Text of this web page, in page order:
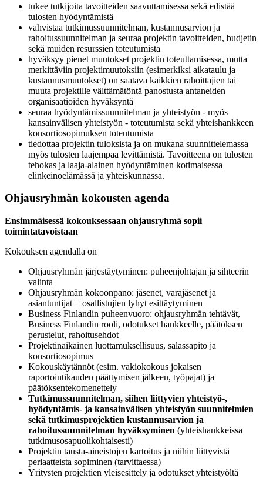
tukee tutkijoita tavoitteiden saavuttamisessa sekä edistää
tulosten hyödyntämistä
vahvistaa tutkimussuunnitelman, kustannusarvion ja
rahoitussuunnitelman ja seuraa projektin tavoitteiden, budjetin
sekä muiden resurssien toteutumista
hyväksyy pienet muutokset projektin toteuttamisessa, mutta
merkittäviin projektimuutoksiin (esimerkiksi aikataulu ja
kustannusmuutokset) on saatava kaikkien rahoittajien tai
muuta projektille välttämätöntä panostusta antaneiden
organisaatioiden hyväksyntä
seuraa hyödyntämissuunnitelman ja yhteistyön - myös
kansainvälisen yhteistyön - toteutumista sekä yhteishankkeen
konsortiosopimuksen toteutumista
tiedottaa projektin tuloksista ja on mukana suunnittelemassa
myös tulosten laajempaa levittämistä. Tavoitteena on tulosten
tehokas ja laaja-alainen hyödyntäminen kotimaisessa
elinkeinoelämässä ja yhteiskunnassa.
Ohjausryhmän kokousten agenda
Ensimmäisessä kokouksessaan ohjausryhmä sopii
toimintatavoistaan
Kokouksen agendalla on
Ohjausryhmän järjestäytyminen: puheenjohtajan ja sihteerin
valinta
Ohjausryhmän kokoonpano: jäsenet, varajäsenet ja
asiantuntijat + osallistujien lyhyt esittäytyminen
Business Finlandin puheenvuoro: ohjausryhmän tehtävät,
Business Finlandin rooli, odotukset hankkeelle, päätöksen
perustelut, rahoitusehdot
Projektinaikainen luottamuksellisuus, salassapito ja
konsortiosopimus
Kokouskäytännöt (esim. vakiokokous jokaisen
raportointikauden päättymisen jälkeen, työpajat) ja
päätöksentekomenettely
Tutkimussuunnitelman, siihen liittyvien yhteistyö-,
hyödyntämis- ja kansainvälisen yhteistyön suunnitelmien
sekä tutkimusprojektien kustannusarvion ja
rahoitussuunnitelman hyväksyminen (yhteishankkeissa
tutkimusosapuolikohtaisesti)
Projektin tausta-aineistojen kartoitus ja niihin liittyvistä
periaatteista sopiminen (tarvittaessa)
Yritysten projektien yleisesittely ja odotukset yhteistyöltä